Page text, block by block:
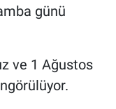
günü
ve 1 Ağustos